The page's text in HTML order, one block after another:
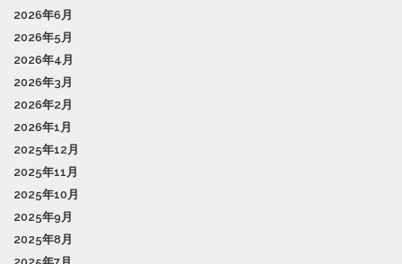
2026年6月
2026年5月
2026年4月
2026年3月
2026年2月
2026年1月
2025年12月
2025年11月
2025年10月
2025年9月
2025年8月